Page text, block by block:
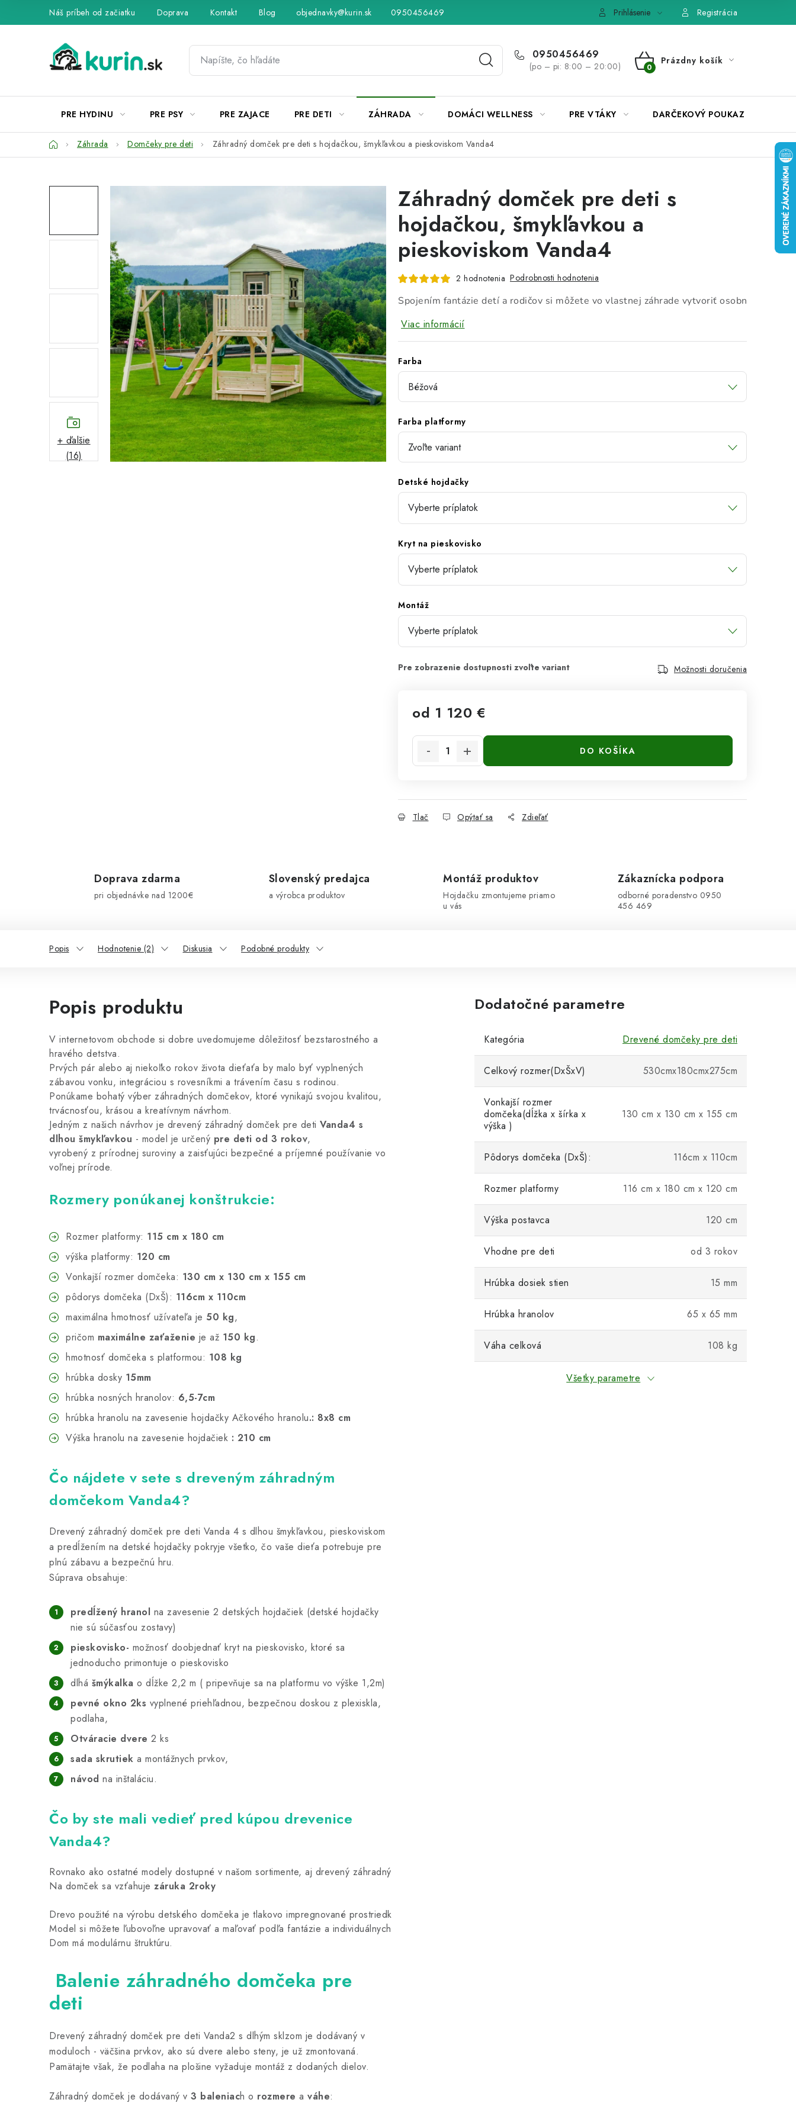
Náš príbeh od začiatku Doprava Kontakt Blog Hodnotenie obchodu Obchodné podmienky Pravidlá súťaží na Facebooku
objednavky@kurin.sk 0950456469 Prihlásenie Registrácia
0950456469
(po – pi: 8:00 – 20:00)
NÁKUPNÝ
Prázdny košík
PRE HYDINU PRE PSY PRE ZAJACE PRE DETI ZÁHRADA DOMÁCI WELLNESS PRE VTÁKY DARČEKOVÝ POUKAZ
DomovZáhrada Domčeky pre deti Záhradný domček pre deti s hojdačkou, šmykľavkou a pieskoviskom Vanda4
+ ďalšie
(16)
Záhradný domček pre deti s
hojdačkou, šmykľavkou a
pieskoviskom Vanda4
2 hodnotenia Podrobnosti hodnotenia
Spojením fantázie detí a rodičov si môžete vo vlastnej záhrade vytvoriť osobné,
Viac informácií
Farba
Farba platformy
Detské hojdačky
Kryt na pieskovisko
Montáž
Možnosti doručenia
od 1 120 €
DO KOŠÍKA
Tlač Opýtať sa Zdieľať
Doprava zdarma
pri objednávke nad 1200€
Slovenský predajca
a výrobca produktov
Montáž produktov
Hojdačku zmontujeme priamo
u vás
Zákaznícka podpora
odborné poradenstvo 0950
456 469
Popis Hodnotenie (2) Diskusia Podobné produkty
Popis produktu
V internetovom obchode si dobre uvedomujeme dôležitosť bezstarostného a
hravého detstva.
Prvých pár alebo aj niekoľko rokov života dieťaťa by malo byť vyplnených
zábavou vonku, integráciou s rovesníkmi a trávením času s rodinou.
Ponúkame bohatý výber záhradných domčekov, ktoré vynikajú svojou kvalitou,
trvácnosťou, krásou a kreatívnym návrhom.
Jedným z našich návrhov je drevený záhradný domček pre deti Vanda4 s
dlhou šmykľavkou - model je určený pre deti od 3 rokov,
vyrobený z prírodnej suroviny a zaisťujúci bezpečné a príjemné používanie vo
voľnej prírode.
Rozmery ponúkanej konštrukcie:
Rozmer platformy: 115 cm x 180 cm
výška platformy: 120 cm
Vonkajší rozmer domčeka: 130 cm x 130 cm x 155 cm
pôdorys domčeka (DxŠ): 116cm x 110cm
maximálna hmotnosť užívateľa je 50 kg,
pričom maximálne zaťaženie je až 150 kg.
hmotnosť domčeka s platformou: 108 kg
hrúbka dosky 15mm
hrúbka nosných hranolov: 6,5-7cm
hrúbka hranolu na zavesenie hojdačky Ačkového hranolu.: 8x8 cm
Výška hranolu na zavesenie hojdačiek : 210 cm
Čo nájdete v sete s dreveným záhradným
domčekom Vanda4?
Drevený záhradný domček pre deti Vanda 4 s dlhou šmykľavkou, pieskoviskom
a predĺžením na detské hojdačky pokryje všetko, čo vaše dieťa potrebuje pre
plnú zábavu a bezpečnú hru.
Súprava obsahuje:
predĺžený hranol na zavesenie 2 detských hojdačiek (detské hojdačky
nie sú súčasťou zostavy)
pieskovisko- možnosť doobjednať kryt na pieskovisko, ktoré sa
jednoducho primontuje o pieskovisko
dlhá šmýkalka o dĺžke 2,2 m ( pripevňuje sa na platformu vo výške 1,2m)
pevné okno 2ks vyplnené priehľadnou, bezpečnou doskou z plexiskla,
podlaha,
Otváracie dvere 2 ks
sada skrutiek a montážnych prvkov,
návod na inštaláciu.
Čo by ste mali vedieť pred kúpou drevenice
Vanda4?
Rovnako ako ostatné modely dostupné v našom sortimente, aj drevený záhradný domček pre deti VANDA2 s dlhou šmykľavkou
Na domček sa vzťahuje záruka 2roky
Drevo použité na výrobu detského domčeka je tlakovo impregnované prostriedkom, ktorý je bezpečný pre zdravie a život detí.
Model si môžete ľubovoľne upravovať a maľovať podľa fantázie a individuálnych preferencií vášho dieťaťa.
Dom má modulárnu štruktúru.
Balenie záhradného domčeka pre
deti
Drevený záhradný domček pre deti Vanda2 s dlhým sklzom je dodávaný v
moduloch - väčšina prvkov, ako sú dvere alebo steny, je už zmontovaná.
Pamätajte však, že podlaha na plošine vyžaduje montáž z dodaných dielov.
Záhradný domček je dodávaný v 3 baleniach o rozmere a váhe:
Dodatočné parametre
Kategória Drevené domčeky pre deti
Celkový rozmer(DxŠxV) 530cmx180cmx275cm
Vonkajší rozmer
domčeka(dĺžka x šírka x
výška )
130 cm x 130 cm x 155 cm
Pôdorys domčeka (DxŠ): 116cm x 110cm
Rozmer platformy 116 cm x 180 cm x 120 cm
Výška postavca 120 cm
Vhodne pre deti od 3 rokov
Hrúbka dosiek stien 15 mm
Hrúbka hranolov 65 x 65 mm
Váha celková 108 kg
Všetky parametre